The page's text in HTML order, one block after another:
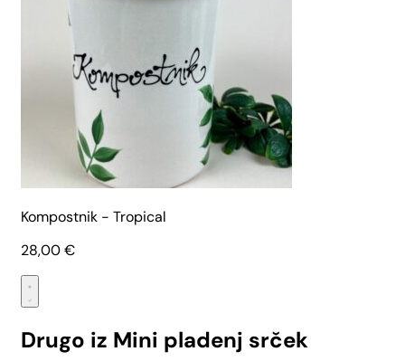
Kompostnik - Tropical
28,00€
Drugo iz Mini pladenj srček